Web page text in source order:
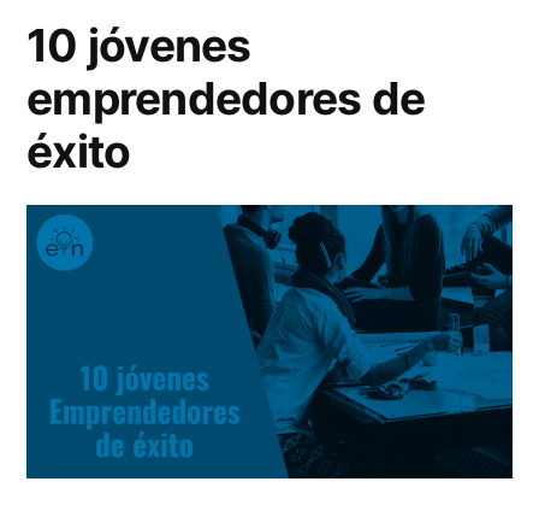
10 jóvenes
emprendedores de
éxito